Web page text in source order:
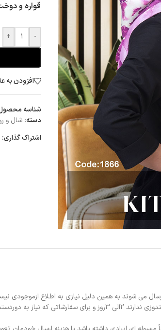
قواره و
-
+
افزودن به
شناسه
دسته: شال و
اشتراک گذاری:
می شوند به همین دلیل نیازی به اطلاع ازموجودی
هفته زمانبر خواهد بود.